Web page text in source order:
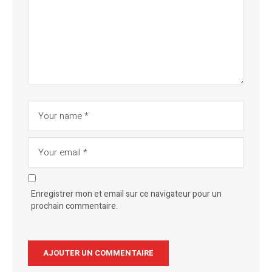
Enregistrer mon et email sur ce navigateur pour un
prochain commentaire.